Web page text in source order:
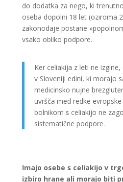
do dodatka za nego, ki
oseba dopolni 18 let (oziroma
zakonodaje postane
vsako obliko podpore.
Ker celiakija z leti ne
v Sloveniji edini, ki morajo
medicinsko nujne
uvršča med redke
bolnikom s celiakijo ne
sistematične podpore.
Imajo osebe s celiakijo v
izbiro hrane ali morajo biti